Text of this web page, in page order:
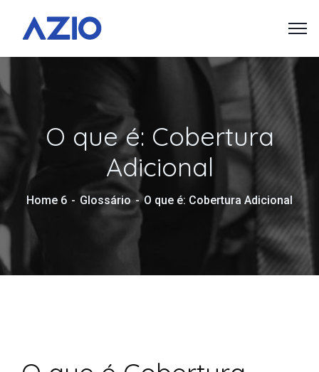
O que é: Cobertura
Adicional
Home 6 Glossário O que é: Cobertura Adicional